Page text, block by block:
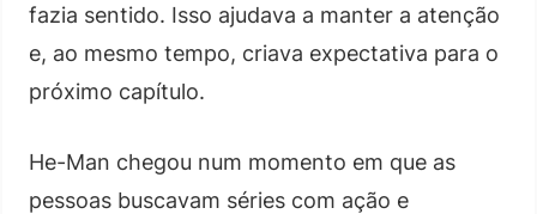
fazia sentido. Isso ajudava a manter a atenção
e, ao mesmo tempo, criava expectativa para o
próximo capítulo.
He-Man chegou num momento em que as
pessoas buscavam séries com ação e